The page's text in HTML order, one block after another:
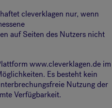
cleverklagen nur, wenn
auf Seiten des Nutzers nicht
www.cleverklagen.de im
Es besteht kein
Nutzung der
Verfügbarkeit.